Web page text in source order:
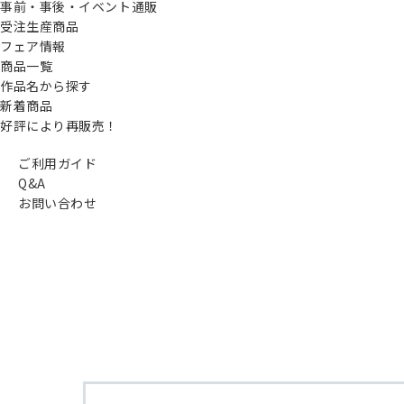
事前・事後・イベント通販
受注生産商品
フェア情報
商品一覧
作品名から探す
新着商品
好評により再販売！
ご利用ガイド
Q&A
お問い合わせ